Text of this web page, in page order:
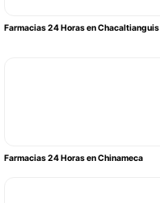
Farmacias 24 Horas en Chacaltianguis
Farmacias 24 Horas en Chinameca